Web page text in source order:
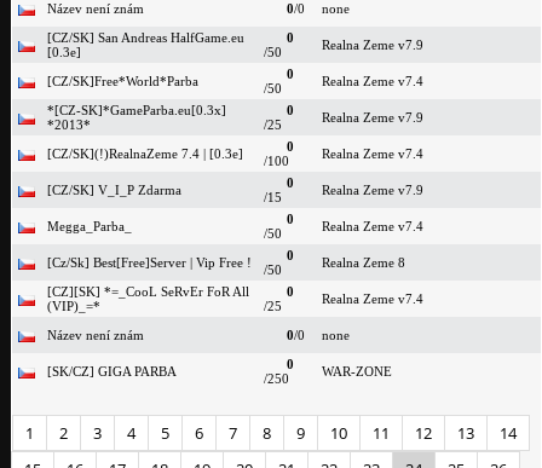
Název není znám 0/0
none
[CZ/SK] San Andreas HalfGame.eu
[0.3e]
0
/50
Realna Zeme v7.9
[CZ/SK]Free*World*Parba
0
/50
Realna Zeme v7.4
*[CZ-SK]*GameParba.eu[0.3x]
*2013*
0
/25
Realna Zeme v7.9
[CZ/SK](!)RealnaZeme 7.4 | [0.3e]
0
/100
Realna Zeme v7.4
[CZ/SK] V_I_P Zdarma
0
/15
Realna Zeme v7.9
Megga_Parba_
0
/50
Realna Zeme v7.4
[Cz/Sk] Best[Free]Server | Vip Free !
0
/50
Realna Zeme 8
[CZ][SK] *=_CooL SeRvEr FoR All
(VIP)_=*
0
/25
Realna Zeme v7.4
Název není znám 0/0 none
[SK/CZ] GIGA PARBA
0
/250
WAR-ZONE
1 2 3 4 5 6 7 8 9 10 11 12 13
14